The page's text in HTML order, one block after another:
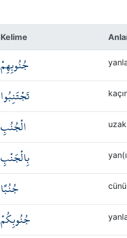
Kelime
جُنُوبِهِمْ
تَجْتَنِبُوا
الْجُنُبِ uzak
بِالْجَنْبِ
جُنُبًا
جُنُوبِكُمْ